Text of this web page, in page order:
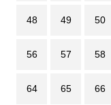
48 49 50
56 57 58
64 65 66